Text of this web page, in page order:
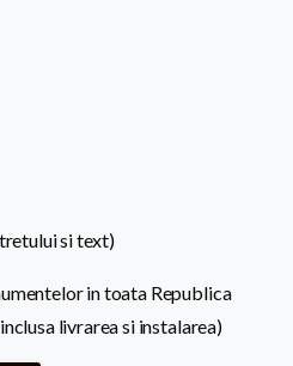
si text)
in toata Republica
livrarea si instalarea)